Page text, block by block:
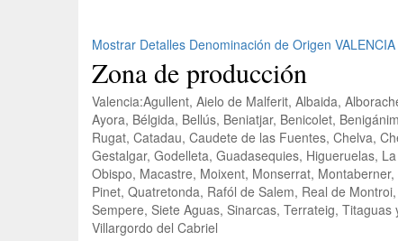
Mostrar Detalles Denominación de Origen VALENCIA
Zona de producción
Valencia:Agullent, Aielo de Malferit, Albaida,
Ayora, Bélgida, Bellús, Beniatjar, Benicolet,
Rugat, Catadau, Caudete de las Fuentes, Chelva,
Gestalgar, Godelleta, Guadasequies, Higueruelas,
Obispo, Macastre, Moixent, Monserrat,
Pinet, Quatretonda, Rafól de Salem, Real de
Sempere, Siete Aguas, Sinarcas, Terrateig,
Villargordo del Cabriel